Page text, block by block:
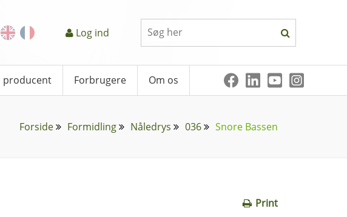
Log ind
producent Forbrugere Om os
Forside Formidling Nåledrys 036 Snore Bassen
Print